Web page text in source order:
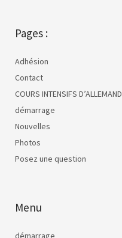
Pages :
Adhésion
Contact
COURS INTENSIFS D’ALLEMAND
démarrage
Nouvelles
Photos
Posez une question
Menu
démarrage